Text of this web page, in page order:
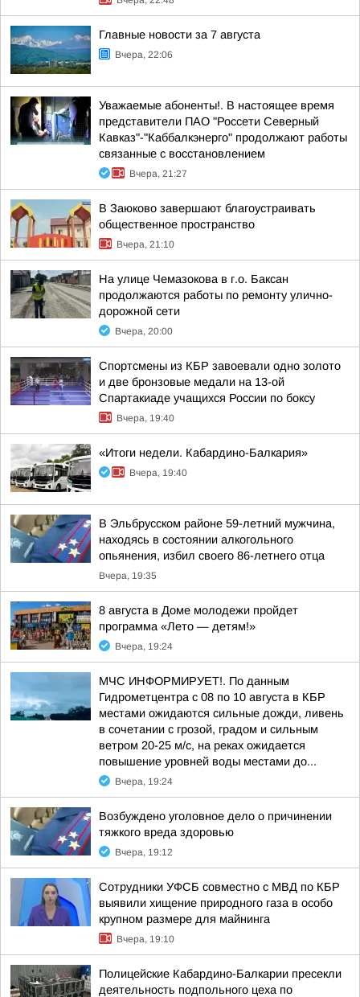
Главные новости за 7 августа
Вчера, 22:06
Уважаемые абоненты!. В настоящее время
представители ПАО "Россети Северный
Кавказ"-"Каббалкэнерго" продолжают работы
связанные с восстановлением
Вчера, 21:27
В Заюково завершают благоустраивать
общественное пространство
Вчера, 21:10
На улице Чемазокова в г.о. Баксан
продолжаются работы по ремонту улично-
дорожной сети
Вчера, 20:00
Спортсмены из КБР завоевали одно золото
и две бронзовые медали на 13-ой
Спартакиаде учащихся России по боксу
Вчера, 19:40
«Итоги недели. Кабардино-Балкария»
Вчера, 19:40
В Эльбрусском районе 59-летний мужчина,
находясь в состоянии алкогольного
опьянения, избил своего 86-летнего отца
Вчера, 19:35
8 августа в Доме молодежи пройдет
программа «Лето — детям!»
Вчера, 19:24
МЧС ИНФОРМИРУЕТ!. По данным
Гидрометцентра с 08 по 10 августа в КБР
местами ожидаются сильные дожди, ливень
в сочетании с грозой, градом и сильным
ветром 20-25 м/с, на реках ожидается
повышение уровней воды местами до...
Вчера, 19:24
Возбуждено уголовное дело о причинении
тяжкого вреда здоровью
Вчера, 19:12
Сотрудники УФСБ совместно с МВД по КБР
выявили хищение природного газа в особо
крупном размере для майнинга
Вчера, 19:10
Полицейские Кабардино-Балкарии пресекли
деятельность подпольного цеха по